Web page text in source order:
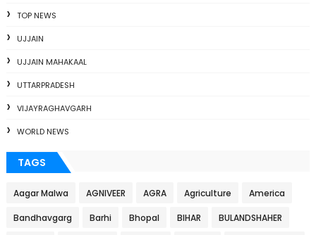
TOP NEWS
UJJAIN
UJJAIN MAHAKAAL
UTTARPRADESH
VIJAYRAGHAVGARH
WORLD NEWS
TAGS
Aagar Malwa AGNIVEER AGRA Agriculture America
Bandhavgarg Barhi Bhopal BIHAR BULANDSHAHER